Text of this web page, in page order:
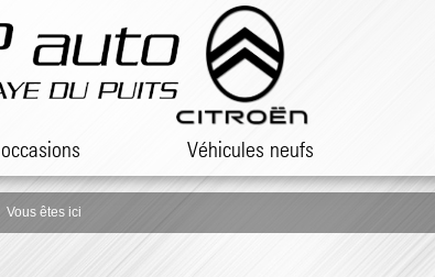
Véhicules neufs
Vous êtes ici